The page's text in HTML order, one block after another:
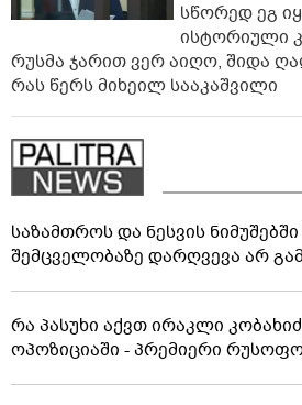
სწორედ ეგ
ისტორიული
რუსმა ჯარით ვერ აიღო, შიდა
რას წერს მიხეილ სააკაშვილი
საზამთროს და ნესვის
შემცველობაზე დარღვევა არ
რა პასუხი აქვთ ირაკლი
ოპოზიციაში - პრემიერი